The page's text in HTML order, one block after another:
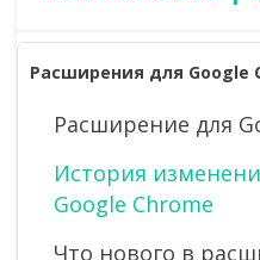
Расширения для Google
Расширение для
История
Google Chrome
Что нового в